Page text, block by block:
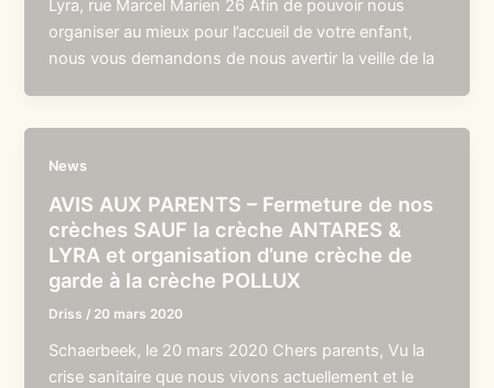
Lyra, rue Marcel Marien 26 Afin de pouvoir nous
organiser au mieux pour l’accueil de votre enfant,
nous vous demandons de nous avertir la veille de la
News
AVIS AUX PARENTS – Fermeture de nos
crèches SAUF la crèche ANTARES &
LYRA et organisation d’une crèche de
garde à la crèche POLLUX
Driss / 20 mars 2020
Schaerbeek, le 20 mars 2020 Chers parents, Vu la
crise sanitaire que nous vivons actuellement et le